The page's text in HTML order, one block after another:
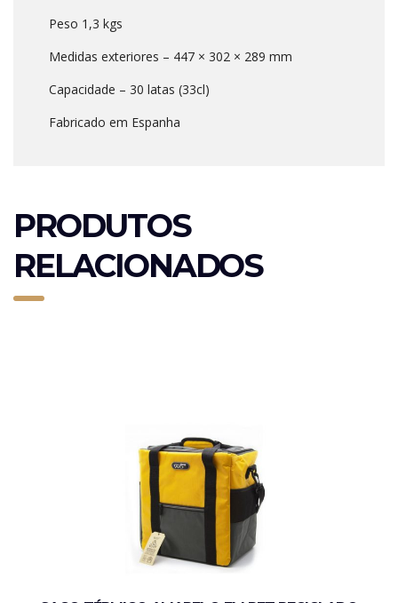
Peso 1,3 kgs
Medidas exteriores – 447 × 302 × 289 mm
Capacidade – 30 latas (33cl)
Fabricado em Espanha
PRODUTOS
RELACIONADOS